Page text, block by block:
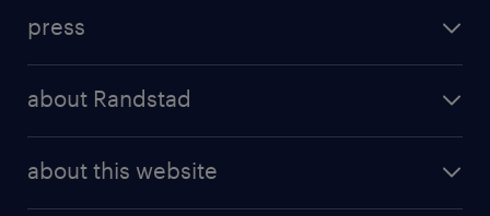
randstad professional
randstad digital
results and reports
press
about Randstad
about this website